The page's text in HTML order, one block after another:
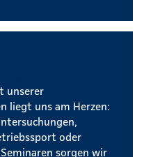
unserer
liegt uns am Herzen:
oder
sorgen wir